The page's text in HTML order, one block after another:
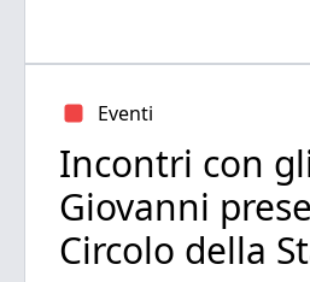
Eventi
Incontri con
Giovanni
Circolo della